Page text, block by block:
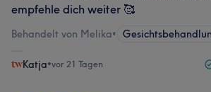
empfehle dich weiter 🥰
Behandelt von Melika•
Katja•vor 21 Tagen